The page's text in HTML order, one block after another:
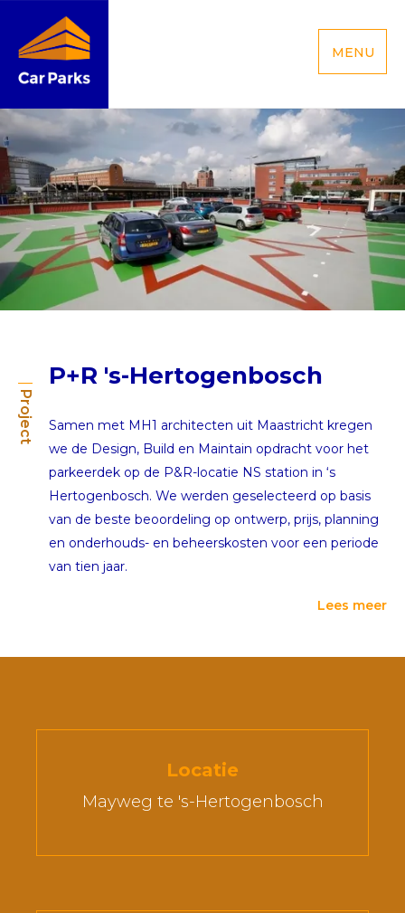
MENU
Project
P+R 's-Hertogenbosch
Samen met MH1 architecten uit Maastricht kregen
we de Design, Build en Maintain opdracht voor het
parkeerdek op de P&R-locatie NS station in ‘s
Hertogenbosch. We werden geselecteerd op basis
van de beste beoordeling op ontwerp, prijs, planning
en onderhouds- en beheerskosten voor een periode
van tien jaar.
Lees meer
Locatie
Mayweg te 's-Hertogenbosch